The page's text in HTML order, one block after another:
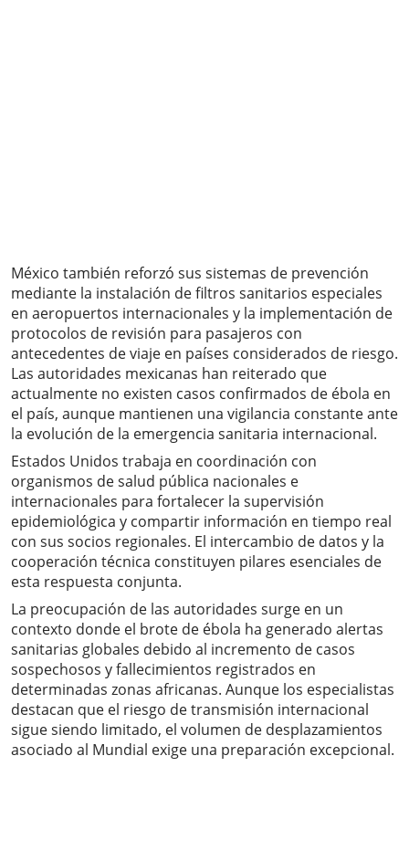
México también reforzó sus sistemas de prevención
mediante la instalación de filtros sanitarios especiales
en aeropuertos internacionales y la implementación de
protocolos de revisión para pasajeros con
antecedentes de viaje en países considerados de riesgo.
Las autoridades mexicanas han reiterado que
actualmente no existen casos confirmados de ébola en
el país, aunque mantienen una vigilancia constante ante
la evolución de la emergencia sanitaria internacional.
Estados Unidos trabaja en coordinación con
organismos de salud pública nacionales e
internacionales para fortalecer la supervisión
epidemiológica y compartir información en tiempo real
con sus socios regionales. El intercambio de datos y la
cooperación técnica constituyen pilares esenciales de
esta respuesta conjunta.
La preocupación de las autoridades surge en un
contexto donde el brote de ébola ha generado alertas
sanitarias globales debido al incremento de casos
sospechosos y fallecimientos registrados en
determinadas zonas africanas. Aunque los especialistas
destacan que el riesgo de transmisión internacional
sigue siendo limitado, el volumen de desplazamientos
asociado al Mundial exige una preparación excepcional.